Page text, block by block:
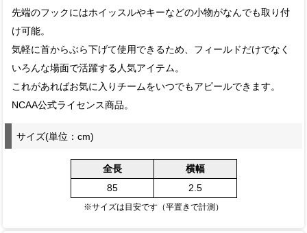
先端のフックにはホイッスルやキーなどの小物がなんでも取り付
け可能。
気軽に首からぶら下げて使用できるため、フィールドだけでなく
いろんな場面で活躍する人気アイテム。
これがあればお気に入りチームをいつでもアピールできます。
NCAA公式ライセンス商品。
サイズ(単位：cm)
全長
横幅
85
2.5
※サイズは目安です（平置きで計測）